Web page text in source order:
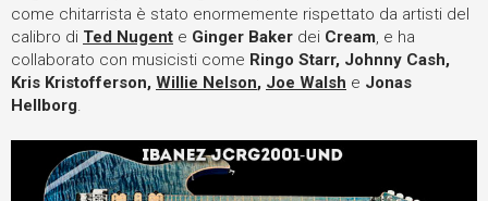
come chitarrista è stato enormemente rispettato da artisti del
calibro di Ted Nugent e Ginger Baker dei Cream, e ha
collaborato con musicisti come Ringo Starr, Johnny Cash,
Kris Kristofferson, Willie Nelson, Joe Walsh e Jonas
Hellborg.